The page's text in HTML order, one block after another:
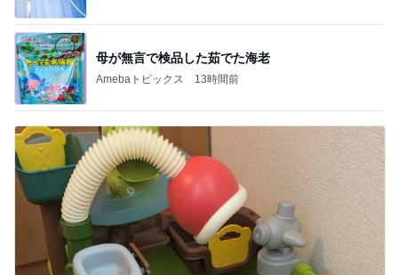
母が無言で検品した茹でた海老
Amebaトピックス 13時間前